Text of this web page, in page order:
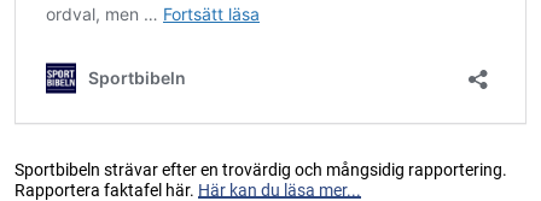
Sportbibeln strävar efter en trovärdig och mångsidig rapportering.
Rapportera faktafel här. Här kan du läsa mer...